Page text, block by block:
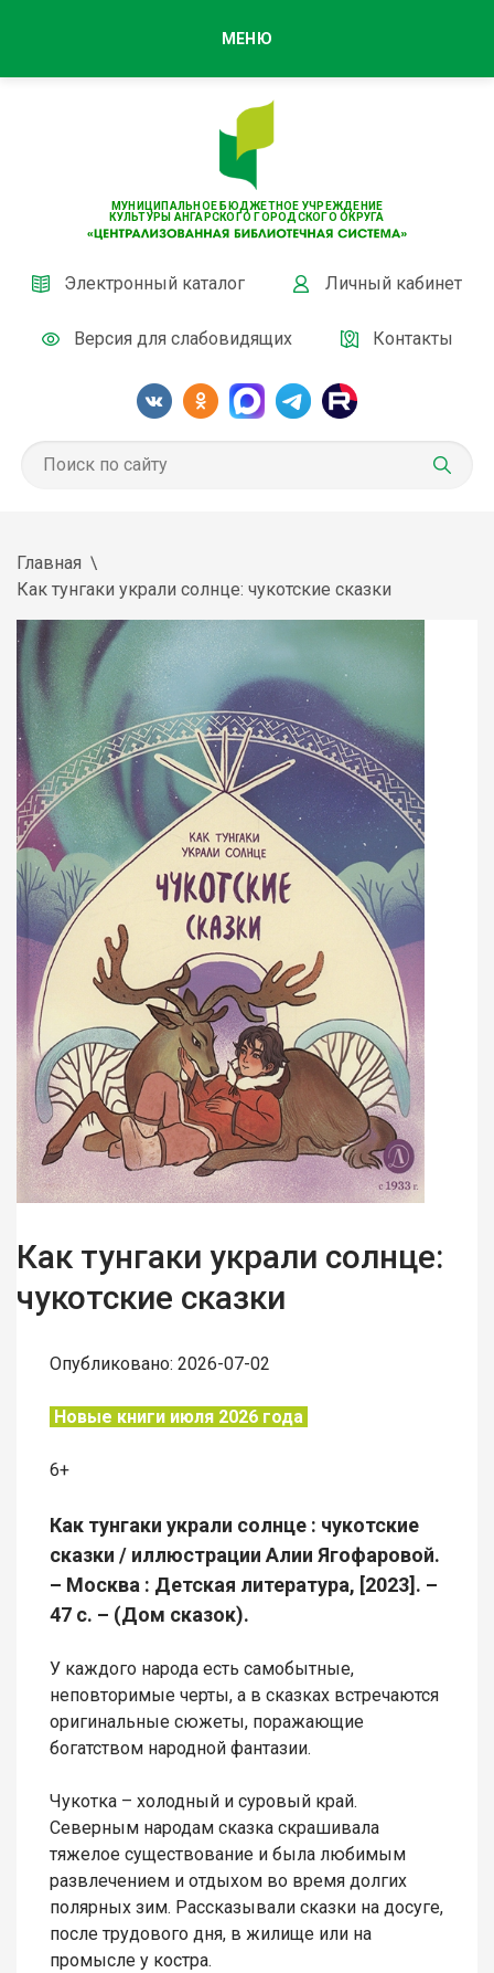
МУНИЦИПАЛЬНОЕ БЮДЖЕТНОЕ УЧРЕЖДЕНИЕ
КУЛЬТУРЫ АНГАРСКОГО ГОРОДСКОГО ОКРУГА
Электронный каталог Личный кабинет
Версия для слабовидящих Контакты
МЕНЮ
Главная
Как тунгаки украли солнце: чукотские сказки
Как тунгаки украли солнце:
чукотские сказки
Опубликовано: 2026-07-02
Новые книги июля 2026 года
6+
Как тунгаки украли солнце : чукотские
сказки / иллюстрации Алии Ягофаровой.
– Москва : Детская литература, [2023]. –
47 с. – (Дом сказок).
У каждого народа есть самобытные,
неповторимые черты, а в сказках встречаются
оригинальные сюжеты, поражающие
богатством народной фантазии.
Чукотка – холодный и суровый край.
Северным народам сказка скрашивала
тяжелое существование и была любимым
развлечением и отдыхом во время долгих
полярных зим. Рассказывали сказки на досуге,
после трудового дня, в жилище или на
промысле у костра.